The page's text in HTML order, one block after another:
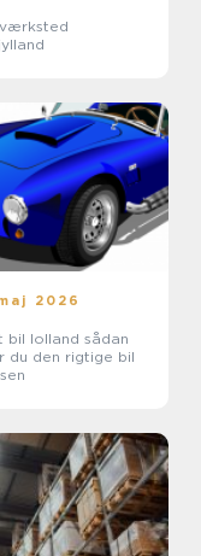
2026
lolland sådan
du den rigtige bil